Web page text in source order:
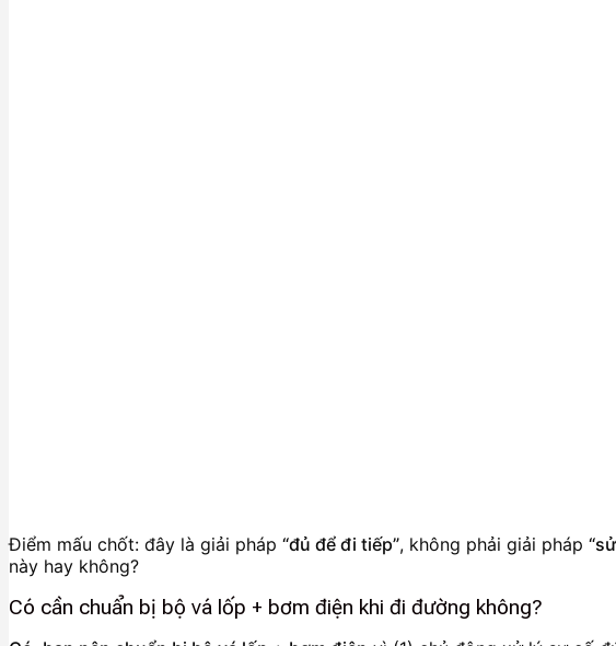
Điểm mấu chốt: đây là giải pháp “đủ để đi tiếp”, không phải giải pháp
này hay không?
Có cần chuẩn bị bộ vá lốp + bơm điện khi đi đường không?